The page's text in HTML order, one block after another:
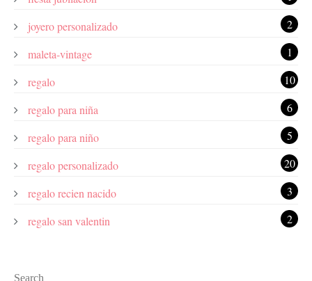
joyero personalizado 2
maleta-vintage 1
regalo 10
regalo para niña 6
regalo para niño 5
regalo personalizado 20
regalo recien nacido 3
regalo san valentin 2
Search